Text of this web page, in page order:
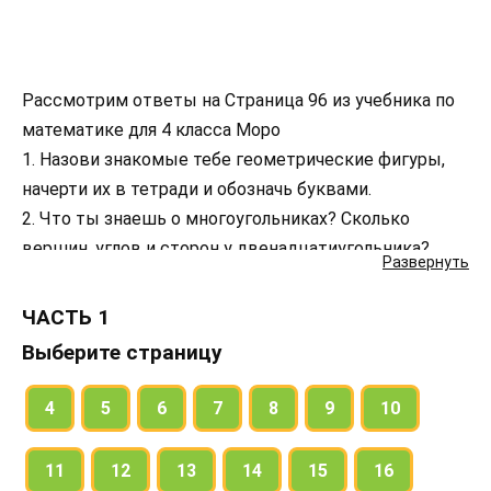
Развернуть
Рассмотрим ответы на Страница 96 из учебника по
математике для 4 класса Моро
1. Назови знакомые тебе геометрические фигуры,
начерти их в тетради и обозначь буквами.
2. Что ты знаешь о многоугольниках? Сколько
вершин, углов и сторон у двенадцатиугольника?
прямоугольный треугольник быть равносторонним?
треугольник быть равнобедренным? Начерти в
тетради равнобедренный прямоугольный
треугольник.
4. Какие виды четырёхугольников ты знаешь?
Продолжи предложения:1) Прямоугольник — это
ЧАСТЬ 1
Выберите страницу
4 5 6 7 8 9 10
11 12 13 14 15 16